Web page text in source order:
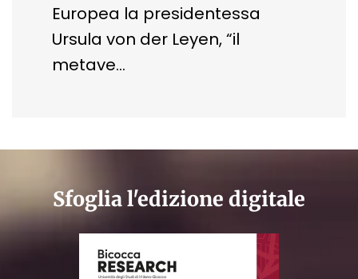
Europea la presidentessa
Ursula von der Leyen, “il
metave…
Sfoglia l'edizione digitale